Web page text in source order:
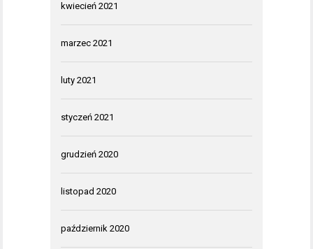
kwiecień 2021
marzec 2021
luty 2021
styczeń 2021
grudzień 2020
listopad 2020
październik 2020